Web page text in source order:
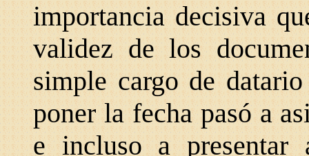
importancia decisiva
validez de los
simple cargo de
poner la fecha pasó a
e incluso a presentar